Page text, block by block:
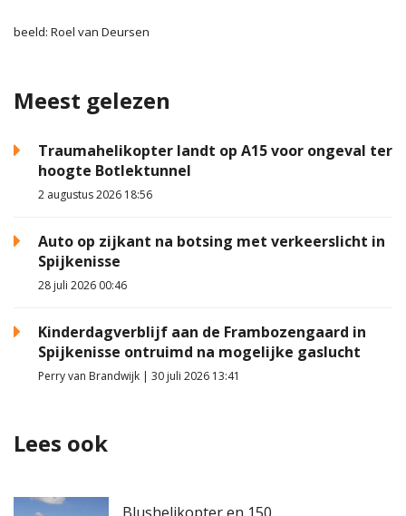
beeld: Roel van Deursen
Meest gelezen
Traumahelikopter landt op A15 voor ongeval ter
hoogte Botlektunnel
2 augustus 2026 18:56
Auto op zijkant na botsing met verkeerslicht in
Spijkenisse
28 juli 2026 00:46
Kinderdagverblijf aan de Frambozengaard in
Spijkenisse ontruimd na mogelijke gaslucht
Perry van Brandwijk | 30 juli 2026 13:41
Lees ook